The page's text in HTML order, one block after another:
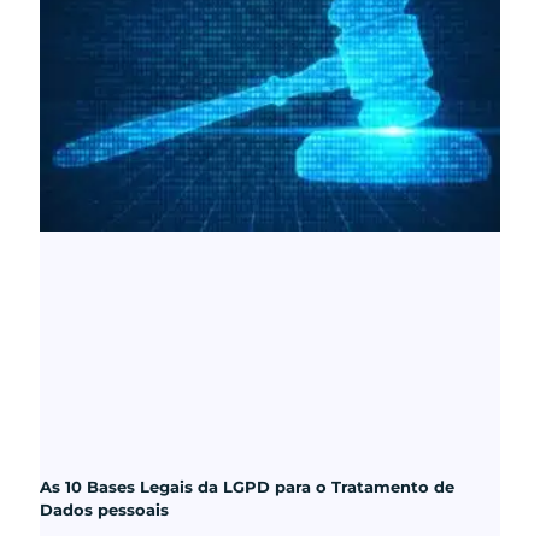
As 10 Bases Legais da LGPD para o Tratamento de
Dados pessoais